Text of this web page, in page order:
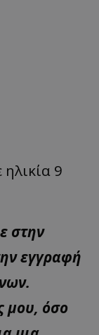
9
στην
εγγραφή
μου, όσο